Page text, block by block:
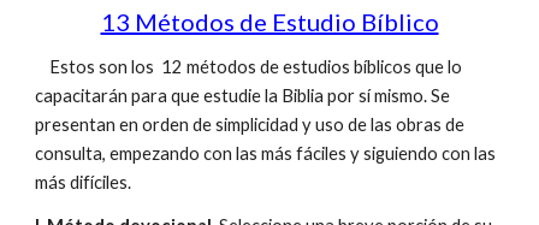
13 Métodos de Estudio Bíblico
Estos son los 12 métodos de estudios bíblicos que lo
capacitarán para que estudie la Biblia por sí mismo. Se
presentan en orden de simplicidad y uso de las obras de
consulta, empezando con las más fáciles y siguiendo con las
más difíciles.